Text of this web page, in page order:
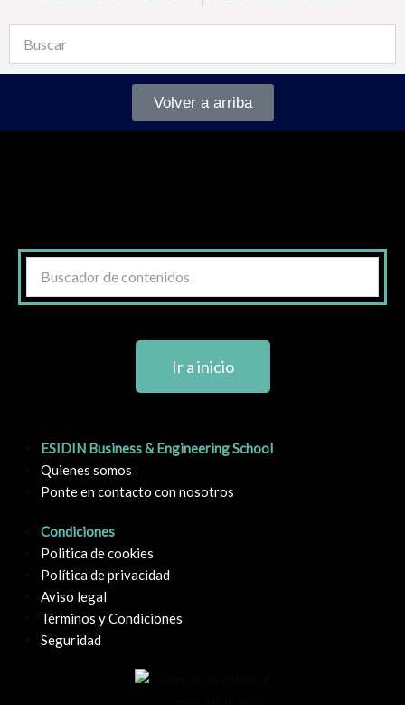
Volver a arriba
Ir a inicio
ESIDIN Business & Engineering School
Quienes somos
Ponte en contacto con nosotros
Condiciones
Politica de cookies
Política de privacidad
Aviso legal
Términos y Condiciones
Seguridad